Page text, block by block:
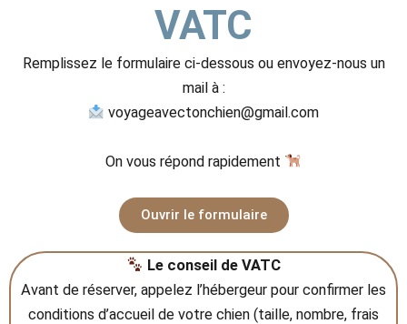
VATC
Remplissez le formulaire ci-dessous ou envoyez-nous un
mail à :
voyageavectonchien@gmail.com
On vous répond rapidement
Ouvrir le formulaire
Le conseil de VATC
Avant de réserver, appelez l’hébergeur pour confirmer les
conditions d’accueil de votre chien (taille, nombre, frais